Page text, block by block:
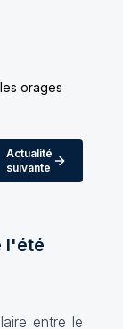
orages
Actualité
suivante
l'été
entre le